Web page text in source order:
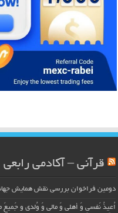
قرآنی – آکادمی رابعی
دومین فراخوان بررسی نقش همایش
اُعیذُ نَفسی وَ أهلی وَ مالی وَ وُلدی و جَمیعَ